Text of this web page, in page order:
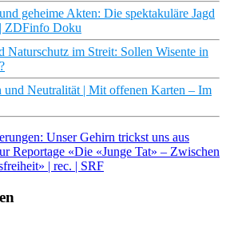
geheime Akten: Die spektakuläre Jagd
ZDFinfo Doku
Naturschutz im Streit: Sollen Wisente in
und Neutralität | Mit offenen Karten – Im
Unser Gehirn trickst uns aus
Reportage «Die «Junge Tat» – Zwischen
| rec. | SRF